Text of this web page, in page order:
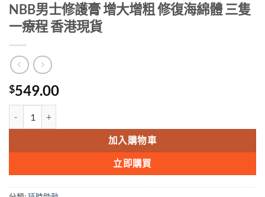
NBB男士修護膏 增大增粗 修復海綿體 三隻
一療程 香港現貨
$549.00
加入購物車
立即購買